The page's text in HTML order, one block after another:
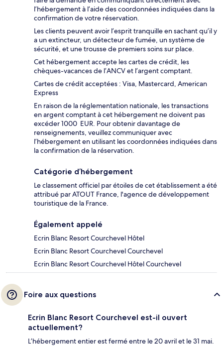
l’hébergement à l’aide des coordonnées indiquées dans la
confirmation de votre réservation.
Les clients peuvent avoir l’esprit tranquille en sachant qu’il y
a un extincteur, un détecteur de fumée, un système de
sécurité, et une trousse de premiers soins sur place.
Cet hébergement accepte les cartes de crédit, les
chèques-vacances de l’ANCV et l’argent comptant.
Cartes de crédit acceptées : Visa, Mastercard, American
Express
En raison de la réglementation nationale, les transactions
en argent comptant à cet hébergement ne doivent pas
excéder 1000 EUR. Pour obtenir davantage de
renseignements, veuillez communiquer avec
l’hébergement en utilisant les coordonnées indiquées dans
la confirmation de la réservation.
Catégorie d’hébergement
Le classement officiel par étoiles de cet établissement a été
attribué par ATOUT France, l'agence de développement
touristique de la France.
Également appelé
Ecrin Blanc Resort Courchevel Hôtel
Ecrin Blanc Resort Courchevel Courchevel
Ecrin Blanc Resort Courchevel Hôtel Courchevel
Foire aux questions
Ecrin Blanc Resort Courchevel est-il ouvert
actuellement?
L’hébergement entier est fermé entre le 20 avril et le 31 mai.